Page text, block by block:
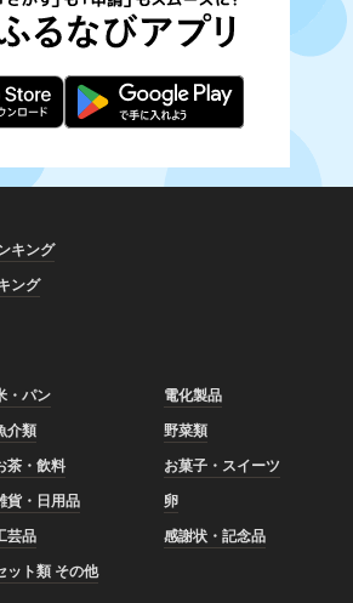
キング
ング
・パン
電化製品
介類
野菜類
茶・飲料
お菓子・スイーツ
貨・日用品
卵
芸品
感謝状・記念品
ット類 その他